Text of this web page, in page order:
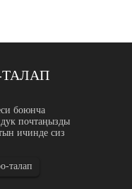
боюнча
почтаңызды
ичинде сиз
талап
конвертациялоо керек...
болоттон жасалган
материалдын аталышын,
механикалык касиеттерин,